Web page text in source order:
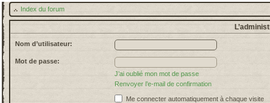
Index du forum
Nom d’utilisateur:
Mot de passe:
J’ai oublié mon mot de passe
Renvoyer l’e-mail de confirmation
Me connecter automatiquement à chaque visite